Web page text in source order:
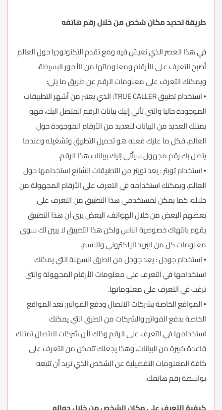
طريقة تحديد مكان شخص من خلال رقم هاتفه
في هذا العصر الذي نعيش فيه ومع تقدم التكنولوجيا حول العالم
أصبح التعرف على الأرقام ومعلوماتها من الأمور البسيطة،
ويمكنك التعرف على معلومات الرقم عن طريق ما يلي:
• استخدام تطبيق TRUE CALLER: الذي يعتبر من أشهر التطبيقات
الموجودة حاليا والتي تأتي إليك بيانات الرقم المتصل اليك، فهو
يمتلك العديد من البيانات للعديد من الأرقام الموجودة حول
العالم، فكل ما عليك فعله هو تحميل التطبيق وتشغيله وعندما
يتصل بك رقم مجهول سيأتي إليك ببيانات هذا الرقم.
• استخدام تويتر : يعد تويتر من التطبيقات الشائع استخدامها حول
العالم، ويمكنك استخدامه في التعرف على الأرقام المجهولة من
خلاله، كما يمكن لمستخدمي هذا التطبيق من التعرف على
بعضهم البعض من خلال الهواتف، البعض يرى أن هذا التطبيق
يقوم بانتهاك خصوصية الناس ولكن هذا التطبيق لا يبين لك سوى
معلومات كل من البريد الإلكتروني والاسم.
• استخدام جوجل : يعد جوجل من الطرق السهلة التي يمكنك
استخدامها في التعرف على معلومات الأرقام المجهولة والتي
ترغب في التعرف على معلوماتها.
• المواقع الخاصة بشركات الاتصال ودفع الفواتير: تعد المواقع
الخاصة بدفع الفواتير والشركات من الطرق التي يمكنك
استخدامها في التعرف على الرقم وذلك لأن شركات الاتصال تمتلك
قاعدة كبيرة من البيانات، وهذا يجعلك تتمكن من التعرف على
كافة المعلومات التفصيلية عن الشخص الذي تريد أن تتبعه
بواسطة رقم هاتفك.